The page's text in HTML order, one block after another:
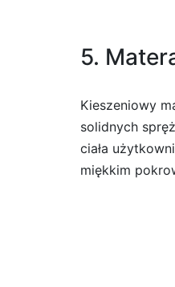
5.
Kieszeniowy
solidnych
ciała
miękkim